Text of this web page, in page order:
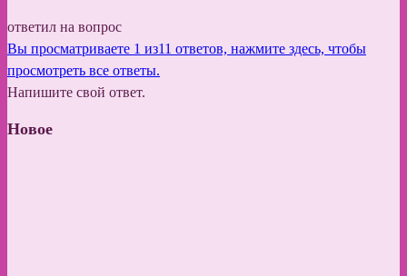
ответил на вопрос
Вы просматриваете 1 из11 ответов, нажмите здесь, чтобы
просмотреть все ответы.
Напишите свой ответ.
Новое